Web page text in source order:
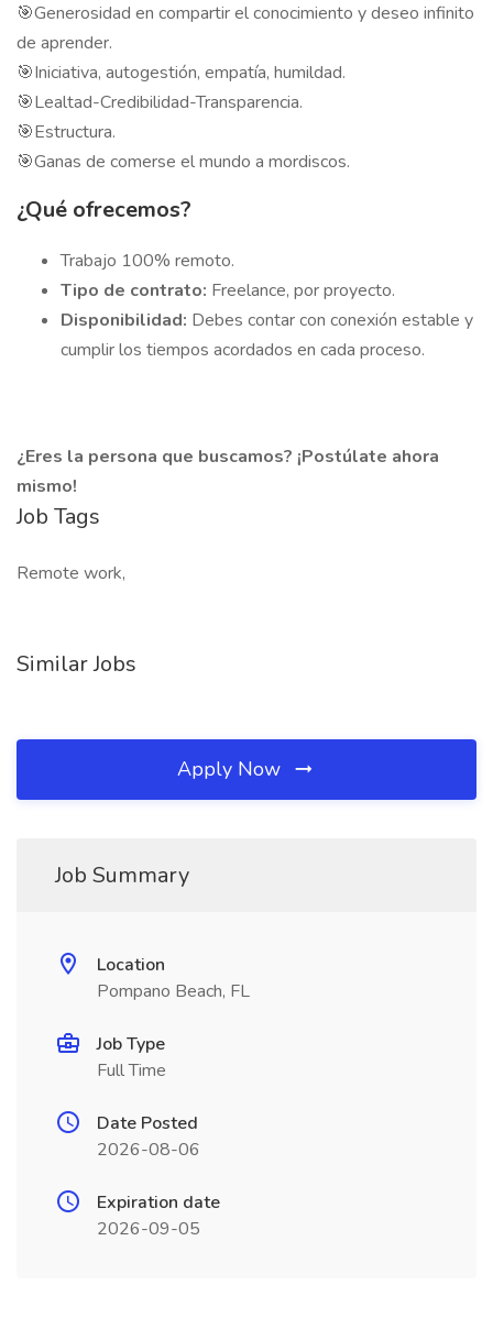
🎯Generosidad en compartir el conocimiento y deseo infinito
de aprender.
🎯Iniciativa, autogestión, empatía, humildad.
🎯Lealtad-Credibilidad-Transparencia.
🎯Estructura.
🎯Ganas de comerse el mundo a mordiscos.
¿Qué ofrecemos?
Trabajo 100% remoto.
Tipo de contrato: Freelance, por proyecto.
Disponibilidad: Debes contar con conexión estable y
cumplir los tiempos acordados en cada proceso.
¿Eres la persona que buscamos? ¡Postúlate ahora
mismo!
Job Tags
Remote work,
Similar Jobs
Apply Now
Job Summary
Location
Pompano Beach, FL
Job Type
Full Time
Date Posted
2026-08-06
Expiration date
2026-09-05